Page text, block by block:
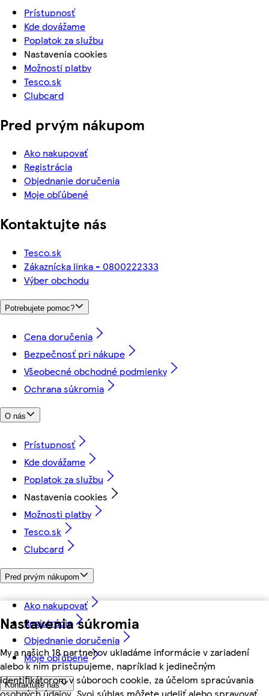
Nastavenia súkromia
My a našich 18 partnerov ukladáme informácie v zariadení
alebo k nim pristupujeme, napríklad k jedinečným
identifikátorom v súboroch cookie, za účelom spracúvania
osobných údajov. Svoj súhlas môžete udeliť alebo spravovať
Prístupnosť
Kde dovážame
Poplatok za službu
Nastavenia cookies
Možnosti platby
Tesco.sk
Clubcard
Pred prvým nákupom
Ako nakupovať
Registrácia
Objednanie doručenia
Moje obľúbené
Kontaktujte nás
Tesco.sk
Zákaznícka linka - 0800222333
Výber obchodu
Potrebujete pomoc?
Cena doručenia
Bezpečnosť pri nákupe
Všeobecné obchodné podmienky
Ochrana súkromia
O nás
Prístupnosť
Kde dovážame
Poplatok za službu
Nastavenia cookies
Možnosti platby
Tesco.sk
Clubcard
Pred prvým nákupom
Ako nakupovať
Registrácia
Objednanie doručenia
Moje obľúbené
Kontaktujte nás